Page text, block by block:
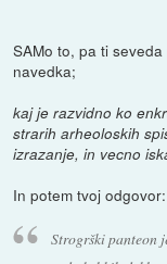
SAMo to, pa ti
navedka;
kaj je razvidno ko
strarih arheoloskih
izrazanje, in vecno
In potem tvoj odgovor:
Strogrški panteon